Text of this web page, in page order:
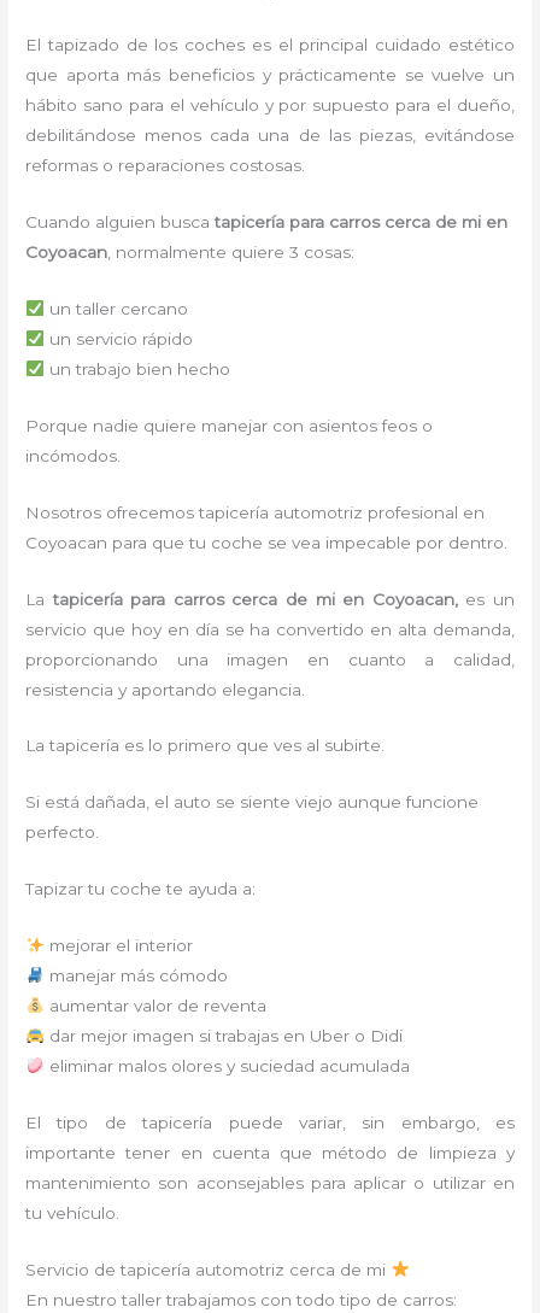
El tapizado de los coches es el principal cuidado estético
que aporta más beneficios y prácticamente se vuelve un
hábito sano para el vehículo y por supuesto para el dueño,
debilitándose menos cada una de las piezas, evitándose
reformas o reparaciones costosas.
Cuando alguien buscatapicería para carros cerca de mi en
Coyoacan , normalmente quiere 3 cosas:
un taller cercano
un servicio rápido
un trabajo bien hecho
Porque nadie quiere manejar con asientos feos o
incómodos.
Nosotros ofrecemos tapicería automotriz profesional en
Coyoacan para que tu coche se vea impecable por dentro.
La tapicería para carros cerca de mien Coyoacan, es un
servicio que hoy en día se ha convertido en alta demanda,
proporcionando una imagen en cuanto a calidad,
resistencia y aportando elegancia.
La tapicería es lo primero que ves al subirte.
Si está dañada, el auto se siente viejo aunque funcione
perfecto.
Tapizar tu coche te ayuda a:
mejorar el interior
manejar más cómodo
aumentar valor de reventa
dar mejor imagen si trabajas en Uber o Didi
eliminar malos olores y suciedad acumulada
El tipo de tapicería puede variar, sin embargo, es
importante tener en cuenta que método de limpieza y
mantenimiento son aconsejables para aplicar o utilizar en
tu vehículo.
Servicio de tapicería automotriz cerca de mi
En nuestro taller trabajamos con todo tipo de carros: